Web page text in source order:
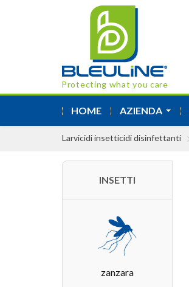
Protecting what you care
HOME AZIENDA
Larvicidi insetticidi disinfettanti
INSETTI
zanzara